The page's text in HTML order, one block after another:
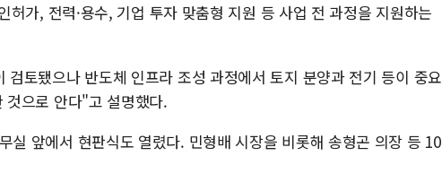
허가, 전력·용수, 기업 투자 맞춤형 지원 등 사업 전 과정을 지원하는
토됐으나 반도체 인프라 조성 과정에서 토지 분양과 전기 등이 중요
것으로 안다"고 설명했다.
실 앞에서 현판식도 열렸다. 민형배 시장을 비롯해 송형곤 의장 등 10